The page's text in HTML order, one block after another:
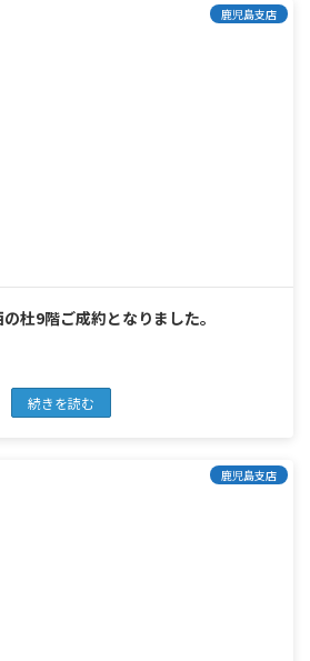
鹿児島支店
杜9階ご成約となりました。
続きを読む
鹿児島支店